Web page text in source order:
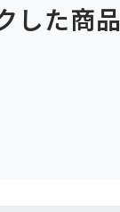
した商品